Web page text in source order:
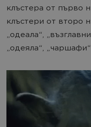
клъстера от първо
клъстери от второ
„одеала“,
„одеяла“,